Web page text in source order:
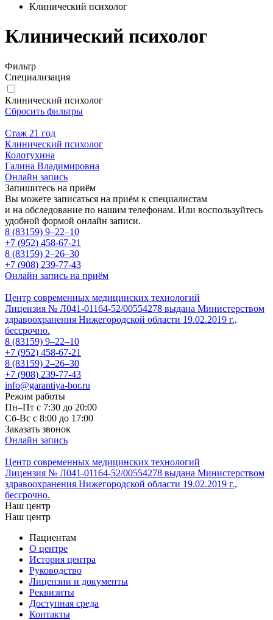
Клинический психолог
Клинический психолог
Фильтр
Специализация
Клинический психолог
Сбросить фильтры
Стаж 21 год
Клинический психолог
Колотухина
Галина Владимировна
Онлайн запись
Запишитесь на приём
Вы можете записаться на приём к специалистам
и на обследование по нашим телефонам. Или воспользуйтесь
удобной формой онлайн записи.
8 (83159) 9–22–10
+7 (952) 458-67-21
8 (83159) 2–26–30
+7 (908) 239-77-43
Онлайн запись на приём
Центр современных медицинских технологий
Лицензия № Л041-01164-52/00554278 выдана Министерством
здравоохранения Нижегородской области 19.02.2019 г.,
бессрочно.
8 (83159) 9–22–10
+7 (952) 458-67-21
8 (83159) 2–26–30
+7 (908) 239-77-43
info@garantiya-bor.ru
Режим работы
Пн–Пт с 7:30 до 20:00
Cб-Вс с 8:00 до 17:00
Заказать звонок
Онлайн запись
Центр современных медицинских технологий
Лицензия № Л041-01164-52/00554278 выдана Министерством
здравоохранения Нижегородской области 19.02.2019 г.,
бессрочно.
Наш центр
Наш центр
Пациентам
О центре
История центра
Руководство
Лицензии и документы
Реквизиты
Доступная среда
Контакты